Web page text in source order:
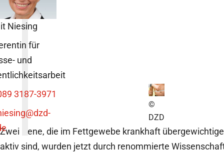
©
DZD
Zwei Gene, die im Fettgewebe krankhaft
aktiv sind, wurden jetzt durch renommierte
Niesing
für
und
3187-3971
@dzd-